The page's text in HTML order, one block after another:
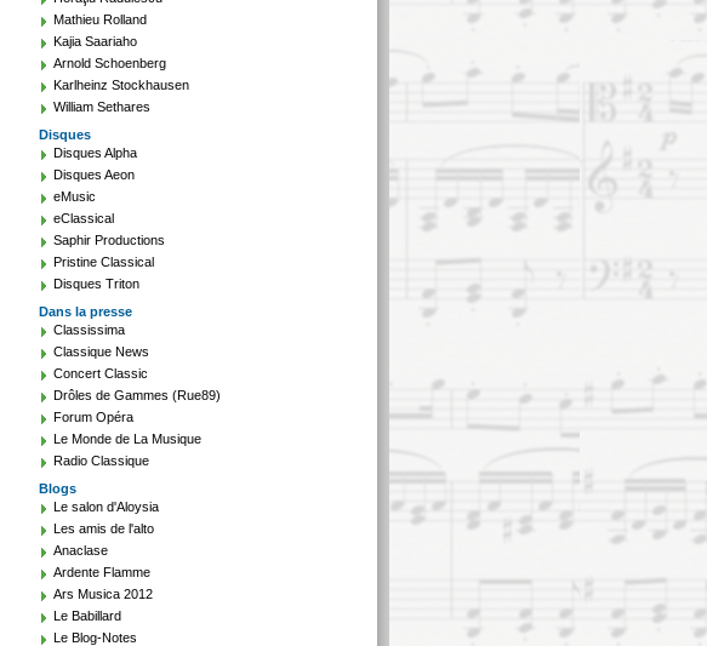
Mathieu Rolland
Kajia Saariaho
Arnold Schoenberg
Karlheinz Stockhausen
William Sethares
Disques
Disques Alpha
Disques Aeon
eMusic
eClassical
Saphir Productions
Pristine Classical
Disques Triton
Dans la presse
Classissima
Classique News
Concert Classic
Drôles de Gammes (Rue89)
Forum Opéra
Le Monde de La Musique
Radio Classique
Blogs
Le salon d'Aloysia
Les amis de l'alto
Anaclase
Ardente Flamme
Ars Musica 2012
Le Babillard
Le Blog-Notes